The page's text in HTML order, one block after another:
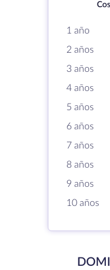
1 año
2 años
3 años
4 años
5 años
6 años
7 años
8 años
9 años
10 años